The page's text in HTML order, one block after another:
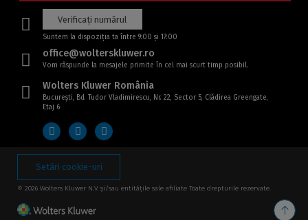
Verificați numărul
Suntem la dispoziția ta între 9:00 și 17:00
office@wolterskluwer.ro
Vom răspunde la mesajele primite în cel mai scurt timp posibil.
Wolters Kluwer România
București, Bd. Tudor Vladimirescu, Nr. 22, Sector 5, Clădirea Greengate,
Etaj 6
Setări cookie-uri
© 2026 Wolters Kluwer N.V. și/sau entitățile sale afiliate Toate drepturile rezervate.